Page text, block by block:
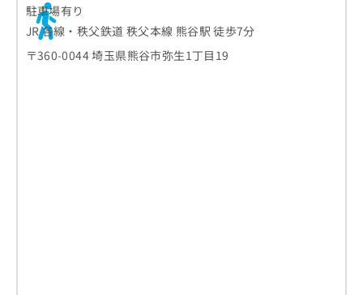
駐車場有り
JR 各線・秩父鉄道 秩父本線 熊谷駅 徒歩7分
〒360-0044 埼玉県熊谷市弥生1丁目19